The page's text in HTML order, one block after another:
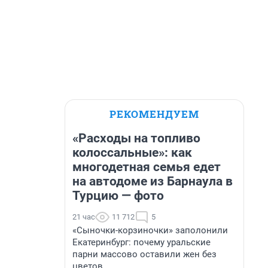
РЕКОМЕНДУЕМ
«Расходы на топливо
колоссальные»: как
многодетная семья едет
на автодоме из Барнаула в
Турцию — фото
21 час 11 712 5
«Сыночки-корзиночки» заполонили
Екатеринбург: почему уральские
парни массово оставили жен без